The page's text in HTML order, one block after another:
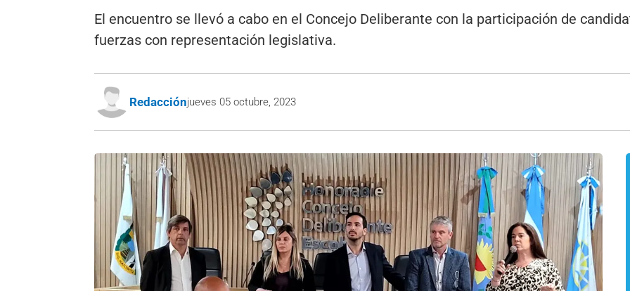
El encuentro se llevó a cabo en el Concejo Deliberante con la participación de
fuerzas con representación legislativa.
Redacciónjueves 05 octubre, 2023